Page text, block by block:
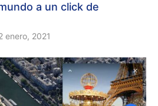
a un click de
enero, 2021